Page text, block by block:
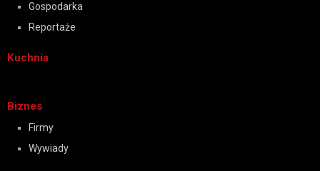
Gospodarka
Reportaże
Kuchnia
Biznes
Firmy
Wywiady